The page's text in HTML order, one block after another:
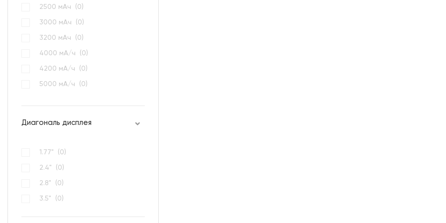
2500 мАч (0)
3000 мАч (0)
3200 мАч (0)
4000 мА/ч (0)
4200 мА/ч (0)
5000 мА/ч (0)
Диагональ дисплея
1.77" (0)
2.4" (0)
2.8" (0)
3.5" (0)